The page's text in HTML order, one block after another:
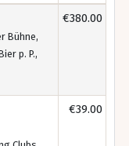
Bühne,
p. P.,
€380.00
€39.00